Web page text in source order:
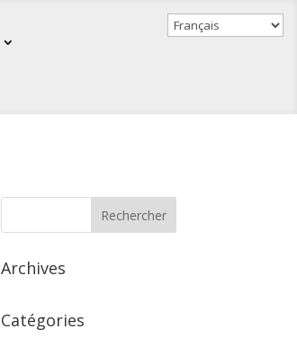
Archives
Catégories